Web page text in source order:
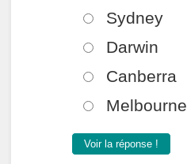
Sydney
Darwin
Canberra
Melbourne
Voir la réponse !